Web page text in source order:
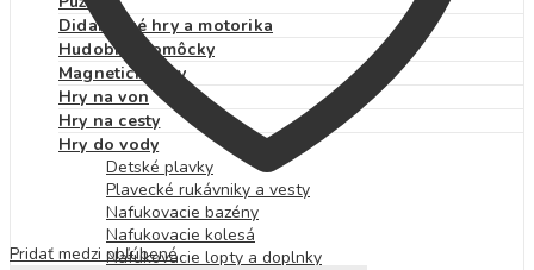
Didaktické hry a motorika
Hudobné pomôcky
Magnetické hry
Hry na von
Hry na cesty
Hry do vody
Detské plavky
Plavecké rukávniky a vesty
Nafukovacie bazény
Nafukovacie kolesá
Nafukovacie lopty a doplnky
Pridať medzi obľúbené